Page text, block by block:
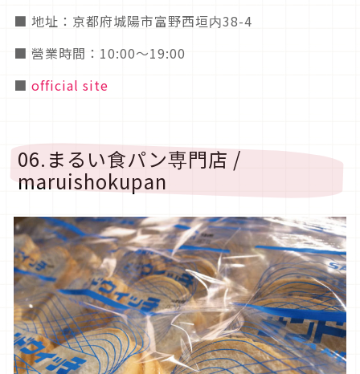
■ 地址：京都府城陽市富野西垣内38-4
■ 營業時間：10:00～19:00
■ official site
06.まるい食パン専門店 /
maruishokupan